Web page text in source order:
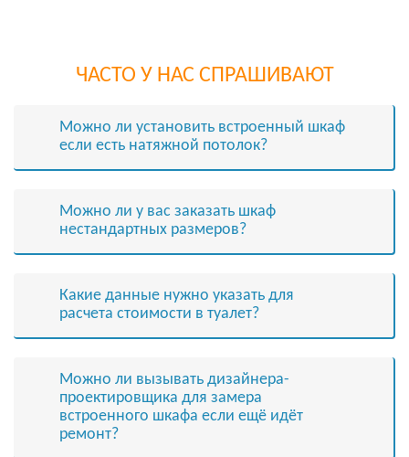
ЧАСТО У НАС СПРАШИВАЮТ
Можно ли установить встроенный шкаф
если есть натяжной потолок?
Можно ли у вас заказать шкаф
нестандартных размеров?
Какие данные нужно указать для
расчета стоимости в туалет?
Можно ли вызывать дизайнера-
проектировщика для замера
встроенного шкафа если ещё идёт
ремонт?